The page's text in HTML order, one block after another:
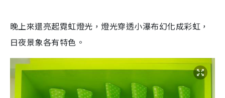
晚上來還亮起霓虹燈光，燈光穿透小瀑布幻化成彩虹，
日夜景象各有特色。